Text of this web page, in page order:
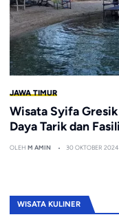
JAWA TIMUR
Wisata Syifa
Daya Tarik dan
OLEH M AMIN 30 OKTOBER 2024
WISATA KULINER